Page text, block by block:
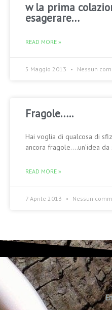
w la prima
esagerare…
READ MORE »
5 Maggio 2013 Nessun
Fragole…..
Hai voglia di qualcosa di
ancora fragole….un’idea
READ MORE »
7 Aprile 2013 Nessun